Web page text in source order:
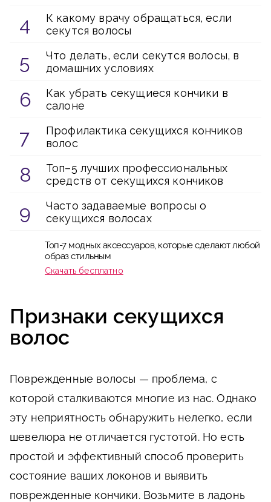
К какому врачу обращаться, если
секутся волосы
Что делать, если секутся волосы, в
домашних условиях
Как убрать секущиеся кончики в
салоне
Профилактика секущихся кончиков
волос
Топ–5 лучших профессиональных
средств от секущихся кончиков
Часто задаваемые вопросы о
секущихся волосах
Топ-7 модных аксессуаров, которые сделают любой
образ стильным
Скачать бесплатно
Признаки секущихся
волос
Поврежденные волосы — проблема, с
которой сталкиваются многие из нас. Однако
эту неприятность обнаружить нелегко, если
шевелюра не отличается густотой. Но есть
простой и эффективный способ проверить
состояние ваших локонов и выявить
поврежденные кончики. Возьмите в ладонь